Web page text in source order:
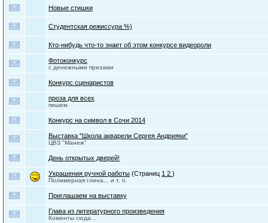
Новые стишки
Студентская режиссура %)
Кто-нибудь что-то знает об этом конкурсе видеороли
Фотоконкурс
с денежными призами
Конкурс сценаристов
проза для всех
пишем
Конкурс на символ в Сочи 2014
Выставка "Школа акварели Сергея Андрияки"
ЦВЗ "Манеж"
День открытых дверей!
Украшения ручной работы (Страниц 1 2 )
Полимерная глина... и т. п.
Приглашаем на выставку
Глава из литературного произведения
Коменты сюда...